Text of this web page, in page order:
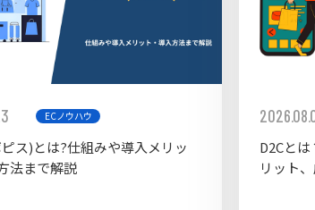
ECノウハウ
ス)とは?仕組みや導入メリッ
法まで解説
D2Cと
リット